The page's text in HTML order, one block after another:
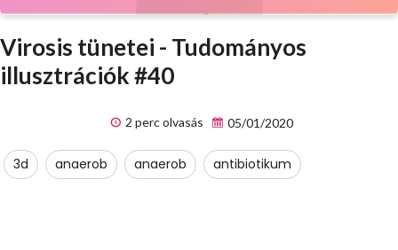
Virosis tünetei - Tudományos
illusztrációk #40
2 perc olvasás 05/01/2020
3d anaerob anaerob antibiotikum